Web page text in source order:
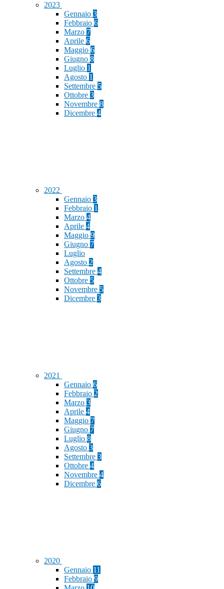
2023
Gennaio 3
Febbraio 6
Marzo 7
Aprile 6
Maggio 6
Giugno 8
Luglio 1
Agosto 1
Settembre 5
Ottobre 3
Novembre 8
Dicembre 4
2022
Gennaio 3
Febbraio 1
Marzo 4
Aprile 4
Maggio 9
Giugno 7
Luglio
Agosto 2
Settembre 4
Ottobre 5
Novembre 5
Dicembre 3
2021
Gennaio 6
Febbraio 2
Marzo 3
Aprile 4
Maggio 7
Giugno 7
Luglio 8
Agosto 3
Settembre 3
Ottobre 4
Novembre 4
Dicembre 6
2020
Gennaio 11
Febbraio 9